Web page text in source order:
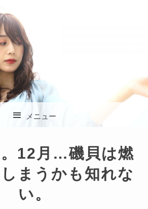
南町の美容
(ソラ)
メニュー
12月…磯貝は燃
まうかも知れな
い。